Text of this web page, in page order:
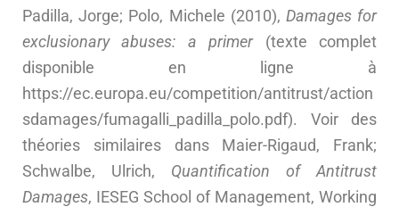
Padilla, Jorge; Polo, Michele (2010), Damages for
exclusionary abuses: a primer(texte complet
disponible en ligne à
https://ec.europa.eu/competition/antitrust/action
sdamages/fumagalli_padilla_polo.pdf). Voir des
théories similaires dans Maier-Rigaud, Frank;
Schwalbe, Ulrich, Quantification of Antitrust
Damages, IESEG School of Management, Working